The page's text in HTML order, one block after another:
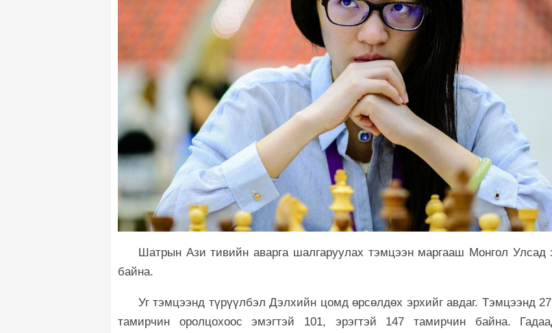
Шатрын Ази тивийн аварга шалгаруулах тэмцээн маргааш Монгол Улсад
байна.
Уг тэмцээнд түрүүлбэл Дэлхийн цомд өрсөлдөх эрхийг авдаг. Тэмцээнд
тамирчин оролцохоос эмэгтэй 101, эрэгтэй 147 тамирчин байна.